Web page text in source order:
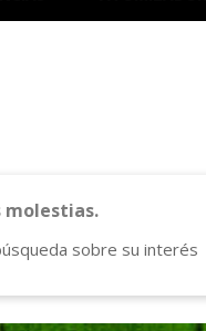
molestias.
sobre su interés